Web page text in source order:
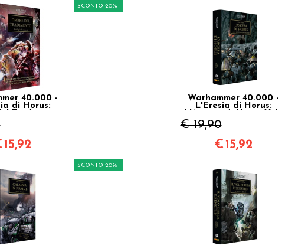
40.000 -
di Horus:
SCONTO 20%
15,92
Warhammer 40.000 -
L'Eresia di Horus:
€ 19,90
€ 15,92
SCONTO 20%